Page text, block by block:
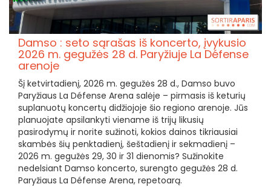
Damso : seto sąrašas iš koncerto, įvykusio
2026 m. gegužės 28 d. Paryžiuje La Défense
arenoje
Šį ketvirtadienį, 2026 m. gegužės 28 d., Damso buvo
Paryžiaus La Défense Arena salėje – pirmasis iš keturių
suplanuotų koncertų didžiojoje šio regiono arenoje. Jūs
planuojate apsilankyti viename iš trijų likusių
pasirodymų ir norite sužinoti, kokios dainos tikriausiai
skambės šių penktadienį, šeštadienį ir sekmadienį –
2026 m. gegužės 29, 30 ir 31 dienomis? Sužinokite
nedelsiant Damso koncerto, surengto gegužės 28 d.
Paryžiaus La Défense Arena, repetoarą.